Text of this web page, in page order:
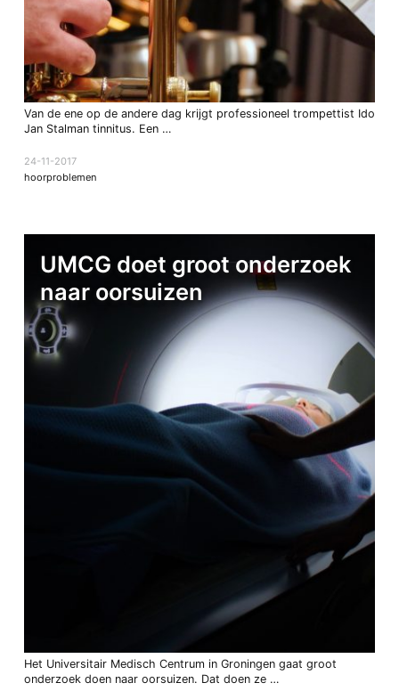
Van de ene op de andere dag krijgt professioneel trompettist Ido
Jan Stalman tinnitus. Een …
24-11-2017
hoorproblemen
UMCG doet groot onderzoek
naar oorsuizen
Het Universitair Medisch Centrum in Groningen gaat groot
onderzoek doen naar oorsuizen. Dat doen ze …